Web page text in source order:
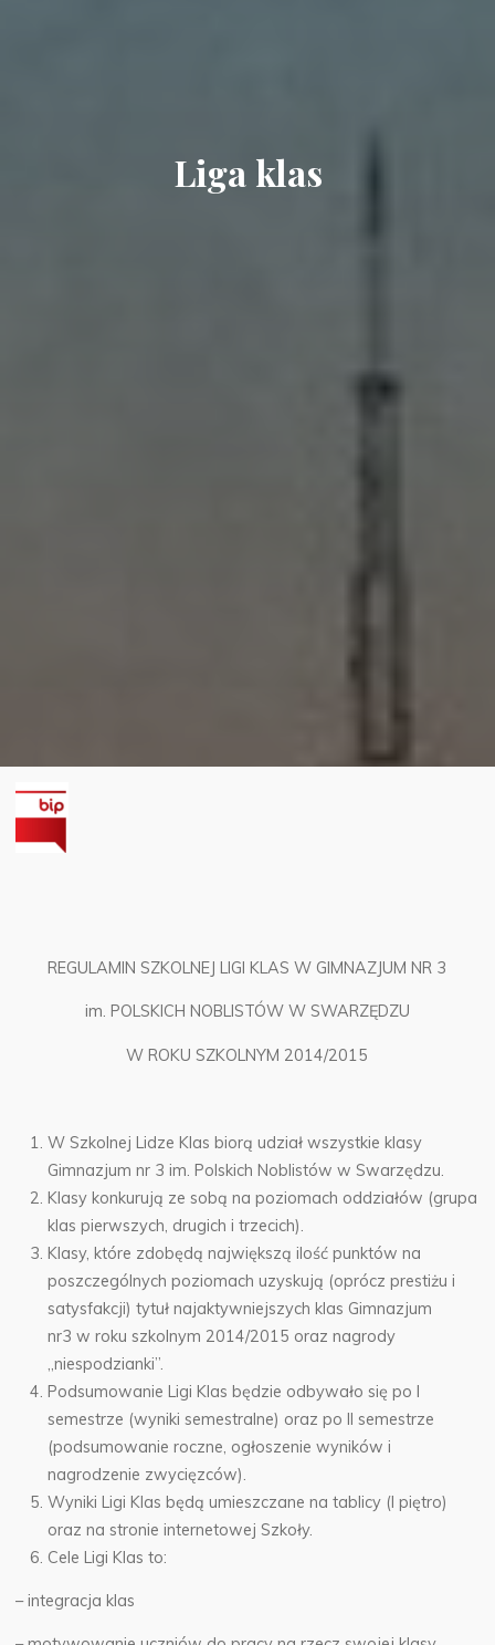
Liga klas
REGULAMIN SZKOLNEJ LIGI KLAS W GIMNAZJUM NR 3
im. POLSKICH NOBLISTÓW W SWARZĘDZU
W ROKU SZKOLNYM 2014/2015
W Szkolnej Lidze Klas biorą udział wszystkie klasy
Gimnazjum nr 3 im. Polskich Noblistów w Swarzędzu.
Klasy konkurują ze sobą na poziomach oddziałów (grupa
klas pierwszych, drugich i trzecich).
Klasy, które zdobędą największą ilość punktów na
poszczególnych poziomach uzyskują (oprócz prestiżu i
satysfakcji) tytuł najaktywniejszych klas Gimnazjum
nr3 w roku szkolnym 2014/2015 oraz nagrody
„niespodzianki”.
Podsumowanie Ligi Klas będzie odbywało się po I
semestrze (wyniki semestralne) oraz po II semestrze
(podsumowanie roczne, ogłoszenie wyników i
nagrodzenie zwycięzców).
Wyniki Ligi Klas będą umieszczane na tablicy (I piętro)
oraz na stronie internetowej Szkoły.
Cele Ligi Klas to:
– integracja klas